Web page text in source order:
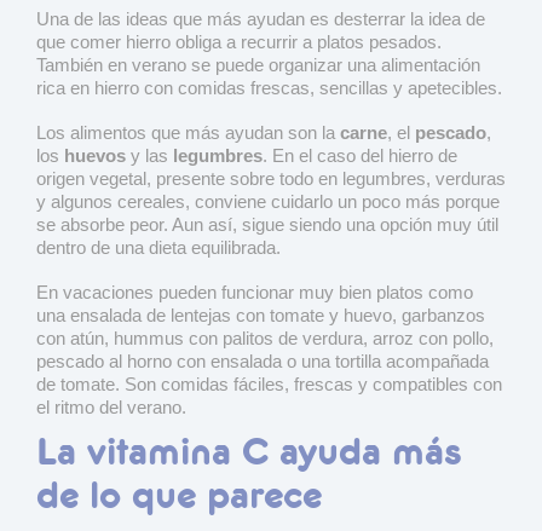
Una de las ideas que más ayudan es desterrar la idea de
que comer hierro obliga a recurrir a platos pesados.
También en verano se puede organizar una alimentación
rica en hierro con comidas frescas, sencillas y apetecibles.
Los alimentos que más ayudan son la carne, el pescado,
los huevos y las legumbres. En el caso del hierro de
origen vegetal, presente sobre todo en legumbres, verduras
y algunos cereales, conviene cuidarlo un poco más porque
se absorbe peor. Aun así, sigue siendo una opción muy útil
dentro de una dieta equilibrada.
En vacaciones pueden funcionar muy bien platos como
una ensalada de lentejas con tomate y huevo, garbanzos
con atún, hummus con palitos de verdura, arroz con pollo,
pescado al horno con ensalada o una tortilla acompañada
de tomate. Son comidas fáciles, frescas y compatibles con
el ritmo del verano.
La vitamina C ayuda más
de lo que parece